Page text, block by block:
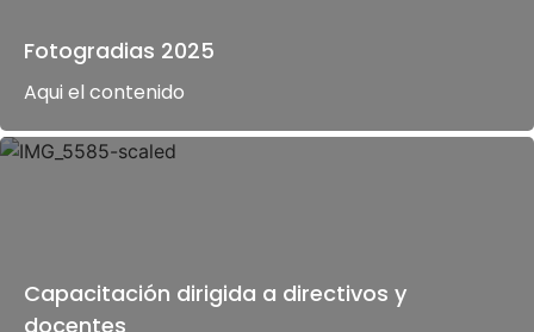
Fotogradias 2025
Aqui el contenido
Capacitación dirigida a directivos y
docentes